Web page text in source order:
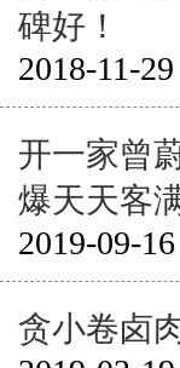
碑好！
2018-11-29
开一家曾
爆天天客
2019-09-16
贪小卷卤